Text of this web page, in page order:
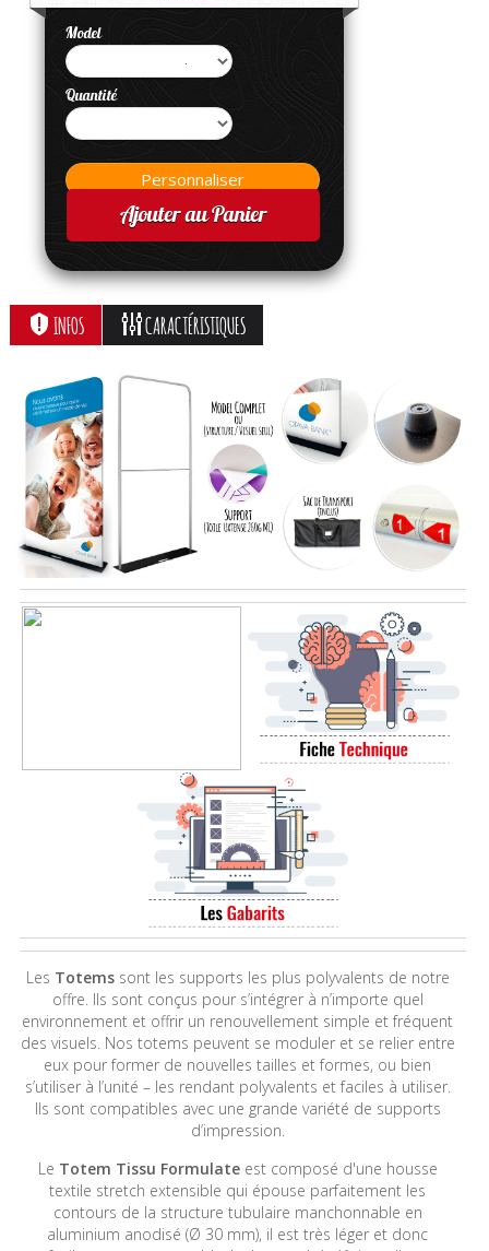
Model
Quantité
Ajouter au Panier
INFOS CARACTÉRISTIQUES
Les Totemssont les supports les plus polyvalents de notre
offre. Ils sont conçus pour s’intégrer à n’importe quel
environnement et offrir un renouvellement simple et fréquent
des visuels. Nos totems peuvent se moduler et se relier entre
eux pour former de nouvelles tailles et formes, ou bien
s’utiliser à l’unité – les rendant polyvalents et faciles à utiliser.
Ils sont compatibles avec une grande variété de supports
d’impression.
Le Totem Tissu Formulateest composé d'une housse
textile stretch extensible qui épouse parfaitement les
contours de la structure tubulaire manchonnable en
aluminium anodisé (Ø 30 mm), il est très léger et donc